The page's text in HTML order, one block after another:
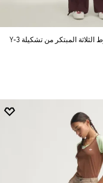
بنطال رياضي بشعار الخطوط الثلاثة المبتكر من تشكيلة Y-3